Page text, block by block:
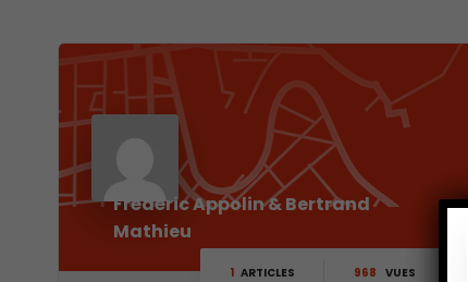
Frédéric Appolin & Bertrand
Mathieu
1 ARTICLES 968 VUES